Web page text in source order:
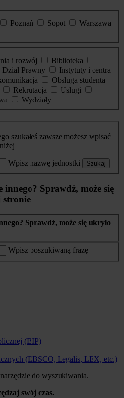
Poznań Sopot
Warszawa
i rozwój
Biblioteka
Dział Prawny
Instytuty i centra
Obsługa studenta
Rekrutacja
Usługi
Wydziały
szukałeś zawsze możesz wpisać
Wpisz nazwę jednostki Szukaj
innego? Sprawdź, może się
stronie
Sprawdź, może się ukryło
Wpisz poszukiwaną frazę
(BIP)
(EBSCO, Legalis, LEX, etc.)
do wyszukiwania.
swój czas.